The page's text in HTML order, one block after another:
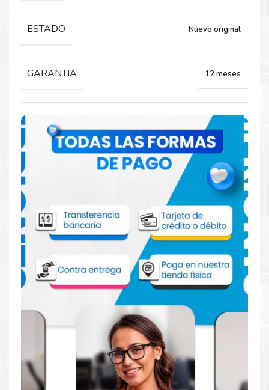
Comprar Toner HP 202A Negro para
impresoras M254 M280 M281
Aprovecha nuestra experiencia y atención para adquirir tus
productos. Tenemos promociones todos los días. Escríbenos o
visítanos hoy para encontrar la solución perfecta para tu
impresoraHP, como laToner HP 202A Negro para impresoras
M254 M280 M281.
Dónde comprar Toner HP 202A Negro
para impresoras M254 M280 M281 en
Lima o para provincia
ESTADO Nuevo original
GARANTIA 12 meses